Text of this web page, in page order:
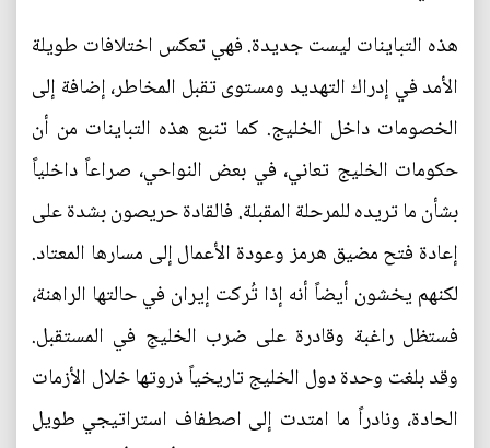
هذه التباينات ليست جديدة. فهي تعكس اختلافات طويلة
الأمد في إدراك التهديد ومستوى تقبل المخاطر، إضافة إلى
الخصومات داخل الخليج. كما تنبع هذه التباينات من أن
حكومات الخليج تعاني، في بعض النواحي، صراعاً داخلياً
بشأن ما تريده للمرحلة المقبلة. فالقادة حريصون بشدة على
إعادة فتح مضيق هرمز وعودة الأعمال إلى مسارها المعتاد.
لكنهم يخشون أيضاً أنه إذا تُركت إيران في حالتها الراهنة،
فستظل راغبة وقادرة على ضرب الخليج في المستقبل.
وقد بلغت وحدة دول الخليج تاريخياً ذروتها خلال الأزمات
الحادة، ونادراً ما امتدت إلى اصطفاف استراتيجي طويل